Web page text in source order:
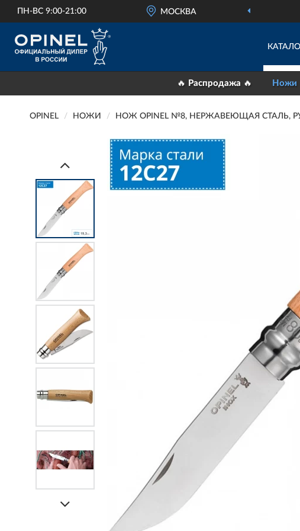
ПН-ВС 9:00-21:00 МОСКВА
🔥 Распродажа 🔥 Ножи
OPINEL НОЖИ НОЖ OPINEL №8, НЕРЖАВЕЮЩАЯ СТАЛЬ,